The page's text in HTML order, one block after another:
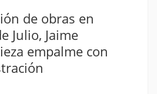
de obras en
Julio, Jaime
empalme con